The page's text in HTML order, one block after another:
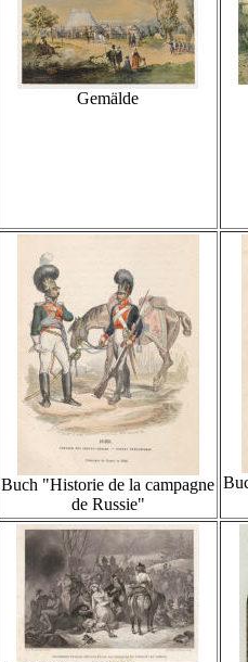
Gemälde
Buch "Historie de la campagne
de Russie"